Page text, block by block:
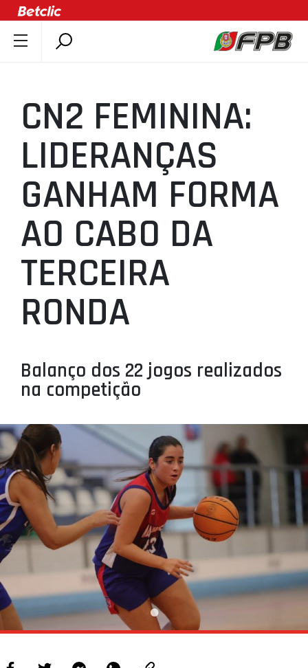
ÚLTIMAS
COMPETIÇÕES
ASSOCIAÇÕES
CLUBES
AGENTES
AGENDA
SELEÇÕES
MINIBASQUETE
ÁREA TÉCNICA
PROJETOS
LIGA BETCLIC FEMININA
CN2 FEMININA:
LIDERANÇAS
GANHAM FORMA
AO CABO DA
TERCEIRA
RONDA
Balanço dos 22 jogos realizados
na competição